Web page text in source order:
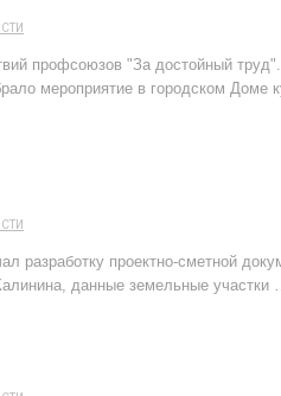
профсоюзов "За достойный
мероприятие в городском Доме
разработку проектно-сметной
данные земельные участки